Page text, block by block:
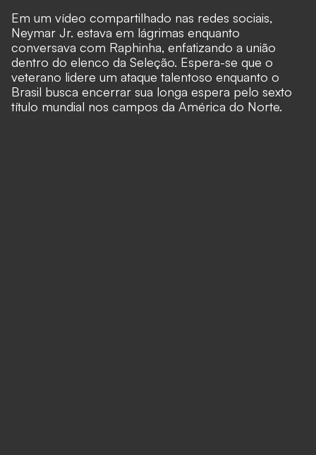
Em um vídeo compartilhado nas redes sociais,
Neymar Jr. estava em lágrimas enquanto
conversava com Raphinha, enfatizando a união
dentro do elenco da Seleção. Espera-se que o
veterano lidere um ataque talentoso enquanto o
Brasil busca encerrar sua longa espera pelo sexto
título mundial nos campos da América do Norte.